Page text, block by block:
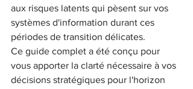
aux risques latents qui pèsent sur vos
systèmes d'information durant ces
périodes de transition délicates.
Ce guide complet a été conçu pour
vous apporter la clarté nécessaire à vos
décisions stratégiques pour l'horizon